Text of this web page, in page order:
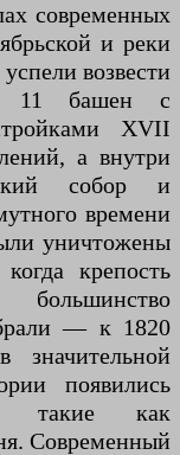
современных
и реки
возвести
11 башен с
XVII
а внутри
собор и
времени
уничтожены
крепость
большинство
— к 1820
появились
такие как
Современный